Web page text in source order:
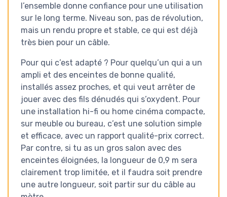
l’ensemble donne confiance pour une utilisation
sur le long terme. Niveau son, pas de révolution,
mais un rendu propre et stable, ce qui est déjà
très bien pour un câble.
Pour qui c’est adapté ? Pour quelqu’un qui a un
ampli et des enceintes de bonne qualité,
installés assez proches, et qui veut arrêter de
jouer avec des fils dénudés qui s’oxydent. Pour
une installation hi-fi ou home cinéma compacte,
sur meuble ou bureau, c’est une solution simple
et efficace, avec un rapport qualité-prix correct.
Par contre, si tu as un gros salon avec des
enceintes éloignées, la longueur de 0,9 m sera
clairement trop limitée, et il faudra soit prendre
une autre longueur, soit partir sur du câble au